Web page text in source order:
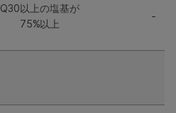
Q30以上の塩基が
75%以上
-